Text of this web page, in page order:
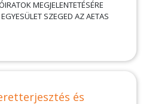
MEGJELENTETÉSÉRE
SZEGED AZ AETAS
és